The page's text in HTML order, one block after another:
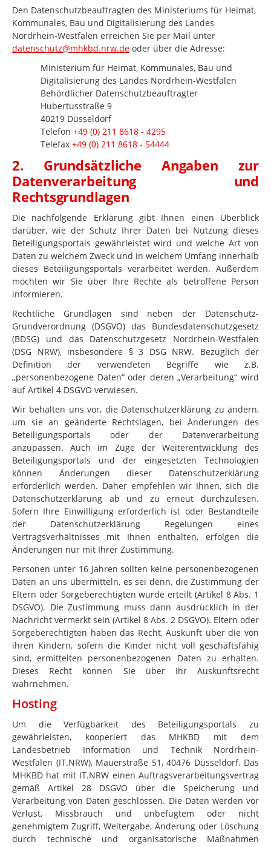
Den Datenschutzbeauftragten des Ministeriums für Heimat,
Kommunales, Bau und Digitalisierung des Landes
Nordrhein-Westfalen erreichen Sie per Mail unter
datenschutz@mhkbd.nrw.de oder über die Adresse:
Ministerium für Heimat, Kommunales, Bau und
Digitalisierung des Landes Nordrhein-Westfalen
Behördlicher Datenschutzbeauftragter
Hubertusstraße 9
40219 Düsseldorf
Telefon +49 (0) 211 8618 - 4295
Telefax +49 (0) 211 8618 - 54444
2. Grundsätzliche Angaben zur
Datenverarbeitung und
Rechtsgrundlagen
Die nachfolgende Erklärung gibt Ihnen einen Überblick
darüber, wie der Schutz Ihrer Daten bei Nutzung dieses
Beteiligungsportals gewährleistet wird und welche Art von
Daten zu welchem Zweck und in welchem Umfang innerhalb
dieses Beteiligungsportals verarbeitet werden. Außerdem
möchten wir Sie über Ihre Rechte als betroffene Person
informieren.
Rechtliche Grundlagen sind neben der Datenschutz-
Grundverordnung (DSGVO) das Bundesdatenschutzgesetz
(BDSG) und das Datenschutzgesetz Nordrhein-Westfalen
(DSG NRW), insbesondere § 3 DSG NRW. Bezüglich der
Definition der verwendeten Begriffe wie z.B.
„personenbezogene Daten“ oder deren „Verarbeitung“ wird
auf Artikel 4 DSGVO verwiesen.
Wir behalten uns vor, die Datenschutzerklärung zu ändern,
um sie an geänderte Rechtslagen, bei Änderungen des
Beteiligungsportals oder der Datenverarbeitung
anzupassen. Auch im Zuge der Weiterentwicklung des
Beteiligungsportals und der eingesetzten Technologien
können Änderungen dieser Datenschutzerklärung
erforderlich werden. Daher empfehlen wir Ihnen, sich die
Datenschutzerklärung ab und zu erneut durchzulesen.
Sofern Ihre Einwilligung erforderlich ist oder Bestandteile
der Datenschutzerklärung Regelungen eines
Vertragsverhältnisses mit Ihnen enthalten, erfolgen die
Änderungen nur mit Ihrer Zustimmung.
Personen unter 16 Jahren sollten keine personenbezogenen
Daten an uns übermitteln, es sei denn, die Zustimmung der
Eltern oder Sorgeberechtigten wurde erteilt (Artikel 8 Abs. 1
DSGVO). Die Zustimmung muss dann ausdrücklich in der
Nachricht vermerkt sein (Artikel 8 Abs. 2 DSGVO). Eltern oder
Sorgeberechtigten haben das Recht, Auskunft über die von
ihren Kindern, sofern die Kinder nicht voll geschäftsfähig
sind, ermittelten personenbezogenen Daten zu erhalten.
Dieses Recht können Sie über Ihr Auskunftsrecht
wahrnehmen.
Hosting
Um die Verfügbarkeit des Beteiligungsportals zu
gewährleisten, kooperiert das MHKBD mit dem
Landesbetrieb Information und Technik Nordrhein-
Westfalen (IT.NRW), Mauerstraße 51, 40476 Düsseldorf. Das
MHKBD hat mit IT.NRW einen Auftragsverarbeitungsvertrag
gemäß Artikel 28 DSGVO über die Speicherung und
Verarbeitung von Daten geschlossen. Die Daten werden vor
Verlust, Missbrauch und unbefugtem oder nicht
genehmigtem Zugriff, Weitergabe, Änderung oder Löschung
durch technische und organisatorische Maßnahmen